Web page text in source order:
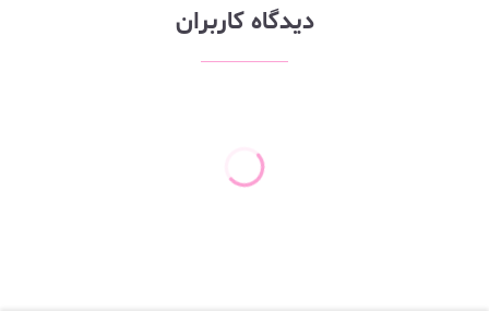
دیدگاه کاربران